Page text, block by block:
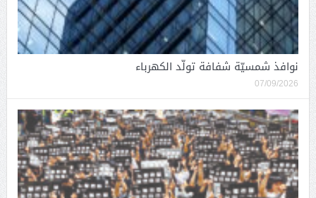
نوافذ شمسيّة شفافة تولّد الكهرباء
07/09/2026